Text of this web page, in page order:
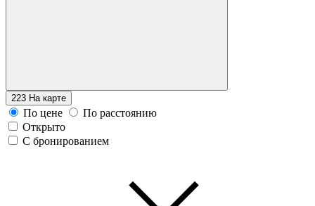
223 На карте
По цене
По расстоянию
Открыто
С бронированием